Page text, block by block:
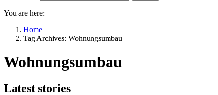
You are here:
Home
Tag Archives: Wohnungsumbau
Wohnungsumbau
Latest stories